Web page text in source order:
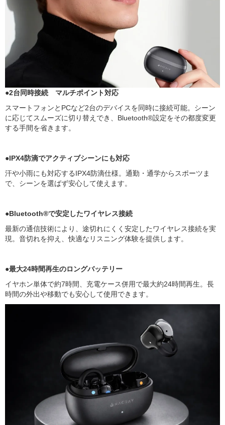
●2台同時接続 マルチポイント対応
スマートフォンとPCなど2台のデバイスを同時に接続可能。シーン
に応じてスムーズに切り替えでき、Bluetooth®設定をその都度変更
する手間を省きます。
●IPX4防滴でアクティブシーンにも対応
汗や小雨にも対応するIPX4防滴仕様。通勤・通学からスポーツま
で、シーンを選ばず安心して使えます。
●Bluetooth®で安定したワイヤレス接続
最新の通信技術により、途切れにくく安定したワイヤレス接続を実
現。音切れを抑え、快適なリスニング体験を提供します。
●最大24時間再生のロングバッテリー
イヤホン単体で約7時間、充電ケース併用で最大約24時間再生。長
時間の外出や移動でも安心して使用できます。